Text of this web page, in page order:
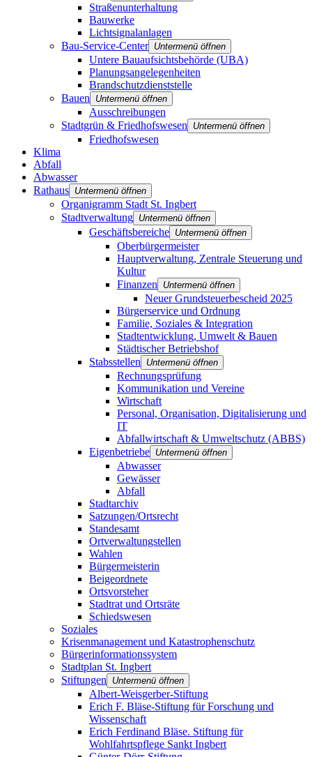
Straßenunterhaltung
Bauwerke
Lichtsignalanlagen
Bau-Service-Center Untermenü öffnen
Untere Bauaufsichtsbehörde (UBA)
Planungsangelegenheiten
Brandschutz­dienststelle
Bauen
Untermenü öffnen
Ausschreibungen
Stadtgrün & Friedhofswesen
Untermenü öffnen
Friedhofswesen
Klima
Abfall
Abwasser
Rathaus Untermenü öffnen
Organigramm Stadt St. Ingbert
Stadtverwaltung Untermenü öffnen
Geschäftsbereiche Untermenü öffnen
Oberbürgermeister
Hauptverwaltung, Zentrale Steuerung und
Kultur
Finanzen
Untermenü öffnen
Neuer Grundsteuerbescheid 2025
Bürgerservice und Ordnung
Familie, Soziales & Integration
Stadtentwicklung, Umwelt & Bauen
Städtischer Betriebshof
Stabsstellen
Untermenü öffnen
Rechnungsprüfung
Kommunikation und Vereine
Wirtschaft
Personal, Organisation, Digitalisierung und
IT
Abfallwirtschaft & Umweltschutz (ABBS)
Eigenbetriebe Untermenü öffnen
Abwasser
Gewässer
Abfall
Stadtarchiv
Satzungen/Ortsrecht
Standesamt
Ortverwaltungstellen
Wahlen
Bürgermeisterin
Beigeordnete
Ortsvorsteher
Stadtrat und Ortsräte
Schiedswesen
Soziales
Krisenmanagement und Katastrophenschutz
Bürgerinformationssystem
Stadtplan St. Ingbert
Stiftungen
Untermenü öffnen
Albert-Weisgerber-Stiftung
Erich F. Bläse-Stiftung für Forschung und
Wissenschaft
Erich Ferdinand Bläse. Stiftung für
Wohlfahrtspflege Sankt Ingbert